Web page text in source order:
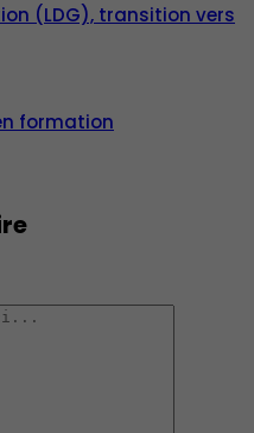
(LDG), transition vers
formation